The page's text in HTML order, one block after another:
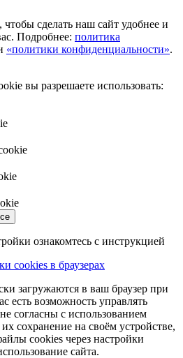
сделать наш сайт удобнее и
Подробнее: политика
«политики конфиденциальности».
вы разрешаете использовать:
ознакомтесь с инструкцией
cookies в браузерах
загружаются в ваш браузер при
есть возможность управлять
согласны с использованием
сохранение на своём устройстве,
cookies через настройки
сайта.